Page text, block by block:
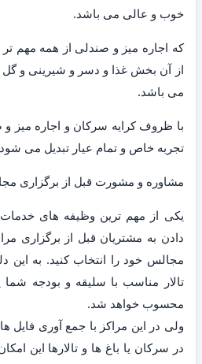
خوب و عالی می باشد.
که اجاره میز و صندلی از همه مهم
از آن بخش غذا و دسر و شیرینی و گل
می باشد.
با ظروف کرایه سرکان و اجاره میز
تجربه خاص و تمام عیار تبدیل می
مشاوره و مشورت قبل از برگزاری
یکی از مهم ترین وظیفه های
دادن به مشتریان قبل از برگزاری
مجالس خود را انتخاب کنید. به این
تالار مناسب با سلیقه و بودجه شما
محسوب خواهد شد.
ولی در این مراکز با جمع آوری فایل
در سرکان یا باغ ها و تالارها این